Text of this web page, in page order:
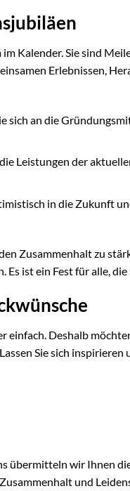
Kalender. Sie sind
Erlebnissen,
sich an die
Leistungen der
in die Zukunft
Zusammenhalt zu
ist ein Fest für alle,
einfach. Deshalb
Sie sich
übermitteln wir Ihnen
und